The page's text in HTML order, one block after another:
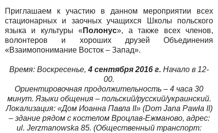
Приглашаем к участию в данном мероприятии всех
стационарных и заочных учащихся Школы польского
языка и культуры « Полонус», а также всех членов,
волонтеров и хороших друзей Объединения
«Взаимопонимание Восток – Запад».
Время: Воскресенье,4 сентября 2016 г. Начало в 12-
00.
Ориентировочная продолжительность – 4 часа 30
минут. Языки общения – польский/русский/украинский.
Локализация: «Дом Иоанна Павла II» (Dom Jana Pawła II)
– здание рядом с костелом Вроцлав-Ежманово, адрес:
ul. Jerzmanowska 85. (Общественный транспорт: